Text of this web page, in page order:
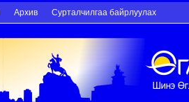
Архив Сурталчилгаа байрлуулах